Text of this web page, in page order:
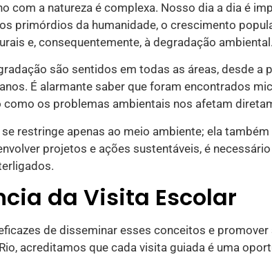
com a natureza é complexa. Nosso dia a dia é
primórdios da humanidade, o crescimento
e, consequentemente, à degradação ambiental.
são sentidos em todas as áreas, desde a
É alarmante saber que foram encontrados
como os problemas ambientais nos afetam
restringe apenas ao meio ambiente; ela
projetos e ações sustentáveis, é
da Visita Escolar
de disseminar esses conceitos e
acreditamos que cada visita guiada é uma